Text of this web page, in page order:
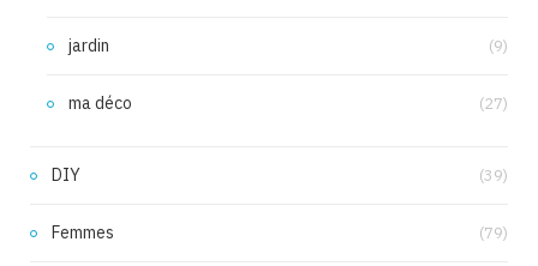
jardin (9)
ma déco (27)
DIY (39)
Femmes (79)